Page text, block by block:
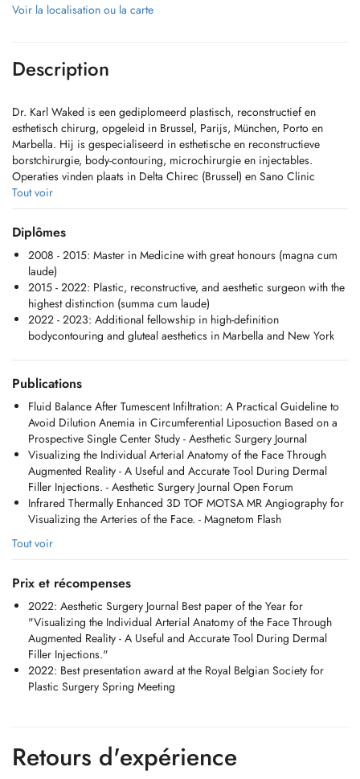
Voir la localisation ou la carte
Description
Dr. Karl Waked is een gediplomeerd plastisch, reconstructief en
esthetisch chirurg, opgeleid in Brussel, Parijs, München, Porto en
Marbella. Hij is gespecialiseerd in esthetische en reconstructieve
borstchirurgie, body-contouring, microchirurgie en injectables.
Operaties vinden plaats in Delta Chirec (Brussel) en Sano Clinic
(Meise), met aanvullende reconstructieve operaties in het UZ Brussel.
Daarnaast runt hij privé-consultaties in Keerbergen (De Keerweg) en
Meise (Sano Clinic). Dr Waked opereert eveneens op maandelijkse
basis in Marbella.
Dr. Karl Waked est un chirurgien plasticien, reconstructeur et
esthétique certifié, formé à Bruxelles, Paris, Munich, Porto et Marbella.
Il se spécialise en chirurgie esthétique et reconstructrice du sein, en
remodelage corporel, en microchirurgie et en injections. Les
interventions sont réalisées au Delta Chirec (Bruxelles) et à la Sano
Keerbergen (De Keerweg) et à Meise (Sano Clinic). Dr. Waked
effectue également des interventions mensuelles à Marbella.
Dr. Karl Waked is a certified plastic, reconstructive, and aesthetic
surgeon, trained in Brussels, Paris, Munich, Porto, and Marbella. He
specializes in aesthetic and reconstructive breast surgery, body
contouring, microsurgery, and injectables. Surgeries are performed at
Delta Chirec (Brussels) and Sano Clinic (Meise), with additional
reconstructive surgeries at UZ Brussels. He also conducts private
consultations in Keerbergen (De Keerweg) and Meise (Sano Clinic).
Dr. Waked also performs surgeries monthly in Marbella.
Tout voir
Diplômes
2008 - 2015: Master in Medicine with great honours (magna cum
laude)
2015 - 2022: Plastic, reconstructive, and aesthetic surgeon with the
highest distinction (summa cum laude)
2022 - 2023: Additional fellowship in high-definition
bodycontouring and gluteal aesthetics in Marbella and New York
Publications
Fluid Balance After Tumescent Infiltration: A Practical Guideline to
Avoid Dilution Anemia in Circumferential Liposuction Based on a
Prospective Single Center Study - Aesthetic Surgery Journal
Visualizing the Individual Arterial Anatomy of the Face Through
Augmented Reality - A Useful and Accurate Tool During Dermal
Filler Injections. - Aesthetic Surgery Journal Open Forum
Infrared Thermally Enhanced 3D TOF MOTSA MR Angiography for
Visualizing the Arteries of the Face. - Magnetom Flash
Tout voir
Prix et récompenses
2022: Aesthetic Surgery Journal Best paper of the Year for
"Visualizing the Individual Arterial Anatomy of the Face Through
Augmented Reality - A Useful and Accurate Tool During Dermal
Filler Injections."
2022: Best presentation award at the Royal Belgian Society for
Plastic Surgery Spring Meeting
Retours d'expérience